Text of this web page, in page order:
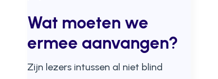
Wat moeten we
ermee aanvangen?
Zijn lezers intussen al niet blind